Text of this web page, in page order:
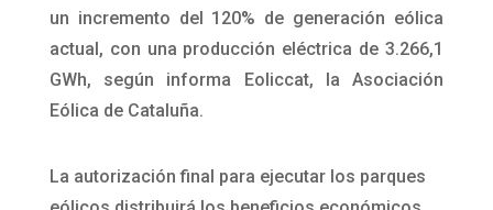
un incremento del 120% de generación eólica
actual, con una producción eléctrica de 3.266,1
GWh, según informa Eoliccat, la Asociación
Eólica de Cataluña.
La autorización final para ejecutar los parques